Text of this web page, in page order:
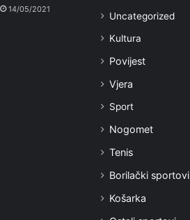
14/05/2021
Uncategorized
Kultura
Povijest
Vjera
Sport
Nogomet
Tenis
Borilački sportovi
Košarka